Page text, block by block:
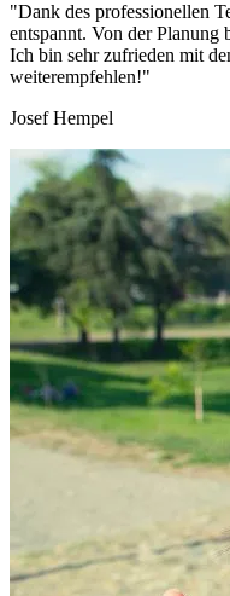
"Dank des professionellen
entspannt. Von der Planung
Ich bin sehr zufrieden mit
weiterempfehlen!"
Josef Hempel